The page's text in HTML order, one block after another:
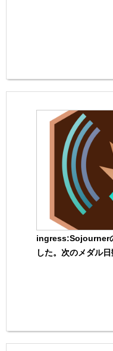
ingress:Sojourner
した。次のメダル